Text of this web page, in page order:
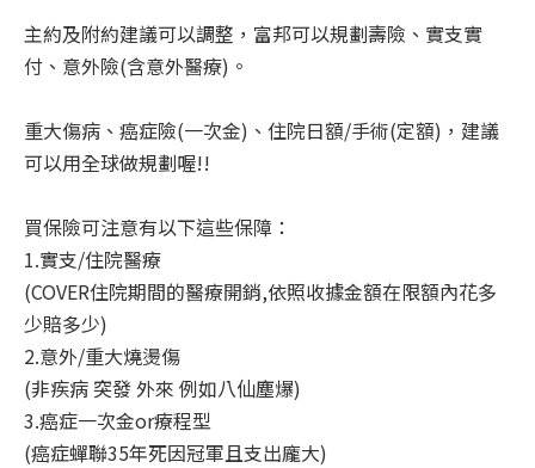
主約及附約建議可以調整，富邦可以規劃壽險、實支實
付、意外險(含意外醫療)。
重大傷病、癌症險(一次金)、住院日額/手術(定額)，建議
可以用全球做規劃喔!!
買保險可注意有以下這些保障：
1.實支/住院醫療
(COVER住院期間的醫療開銷,依照收據金額在限額內花多
少賠多少)
2.意外/重大燒燙傷
(非疾病 突發 外來 例如八仙塵爆)
3.癌症一次金or療程型
(癌症蟬聯35年死因冠軍且支出龐大)